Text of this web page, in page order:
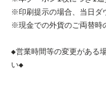
※印刷提示の場合、当日ダ
※現金での外貨のご両替時
◆営業時間等の変更がある
い◆